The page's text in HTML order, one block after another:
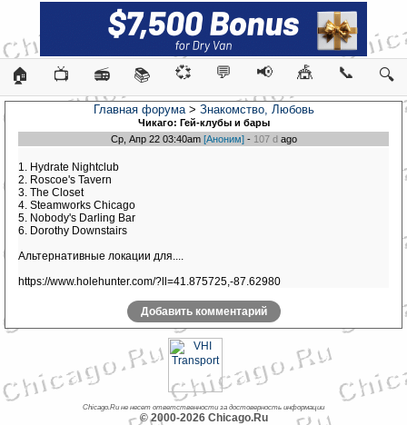
🏠 📺 📻 📚 💞 💬 📢 🎪 📞 🔍
Главная форума> Знакомство, Любовь
Чикаго: Гей-клубы и бары
Ср, Апр 22 03:40am [Аноним]- 107 dago
1. Hydrate Nightclub
2. Roscoe's Tavern
3. The Closet
4. Steamworks Chicago
5. Nobody's Darling Bar
6. Dorothy Downstairs
Альтернативные локации для....
https://www.holehunter.com/?ll=41.875725,-87.62980
Добавить комментарий
Chicago.Ru не несет ответственности за достоверность информации
© 2000-2026 Chicago.Ru